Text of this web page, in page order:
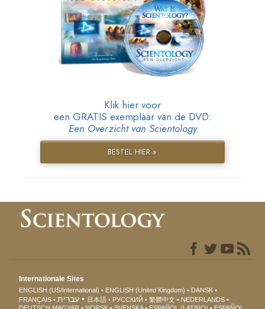
Klik hier voor
een GRATIS exemplaar van de DVD:
Een Overzicht van Scientology
BESTEL HIER »
Internationale Sites
ENGLISH (US/International) ENGLISH (United Kingdom)
DANSK
FRANÇAIS
עברית 日本語 РУССКИЙ 繁體中文
NEDERLANDS